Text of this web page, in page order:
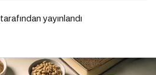
tarafından yayınlandı